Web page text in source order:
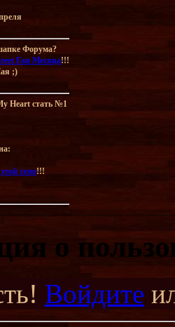
Форума?
Fan Месяца!!!
;)
Heart стать №1
этой теме!!!
о
Войдите